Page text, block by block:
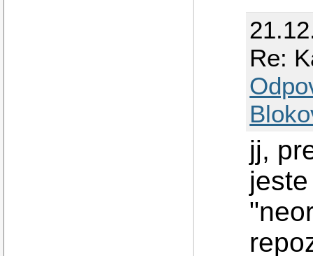
Re:
jj,